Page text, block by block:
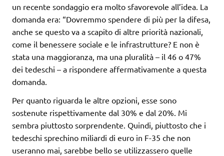
un recente sondaggio era molto sfavorevole all’idea. La
domanda era: “Dovremmo spendere di più per la difesa,
anche se questo va a scapito di altre priorità nazionali,
come il benessere sociale e le infrastrutture? E non è
stata una maggioranza, ma una pluralità – il 46 o 47%
dei tedeschi – a rispondere affermativamente a questa
domanda.
Per quanto riguarda le altre opzioni, esse sono
sostenute rispettivamente dal 30% e dal 20%. Mi
sembra piuttosto sorprendente. Quindi, piuttosto che i
tedeschi sprechino miliardi di euro in F-35 che non
useranno mai, sarebbe bello se utilizzassero quelle